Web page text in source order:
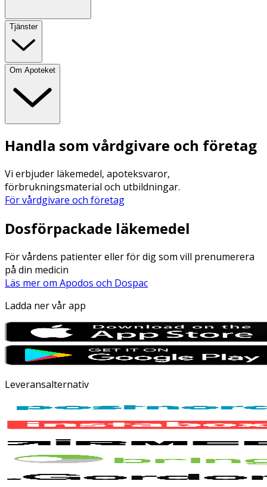
Tjänster
Om Apoteket
Handla som vårdgivare och företag
Vi erbjuder läkemedel, apoteksvaror,
förbrukningsmaterial och utbildningar.
För vårdgivare och företag
Dosförpackade läkemedel
För vårdens patienter eller för dig som vill prenumerera
på din medicin
Läs mer om Apodos och Dospac
Ladda ner vår app
Leveransalternativ